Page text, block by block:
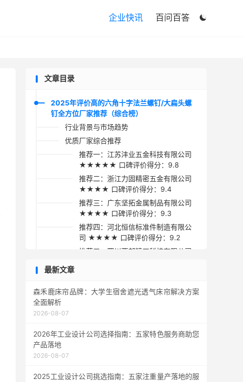

企业快讯 百问百答
文章目录
2025年评价高的六角十字法兰螺钉/大扁头螺
钉全方位厂家推荐（综合榜）
行业背景与市场趋势
优质厂家综合推荐
推荐一：江苏沣业五金科技有限公司
★★★★★ 口碑评价得分：9.8
推荐二：浙江力固精密五金有限公司
★★★★ 口碑评价得分：9.4
推荐三：广东坚拓金属制品有限公司
★★★★ 口碑评价得分：9.3
推荐四：河北恒信标准件制造有限公
司 ★★★★ 口碑评价得分：9.2
推荐五：四川西部精工科技有限公司
采购指南与总结建议
最新文章
森禾鹿床帘品牌：大学生宿舍遮光透气床帘解决方案
全面解析
2026-08-07
2026年工业设计公司选择指南：五家特色服务商助您
产品落地
2026-08-07
2025工业设计公司挑选指南：五家注重量产落地的服